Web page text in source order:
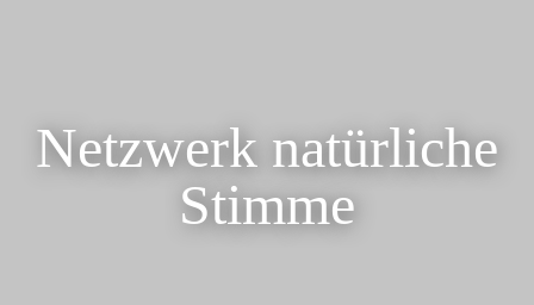
Netzwerk natürliche
Stimme